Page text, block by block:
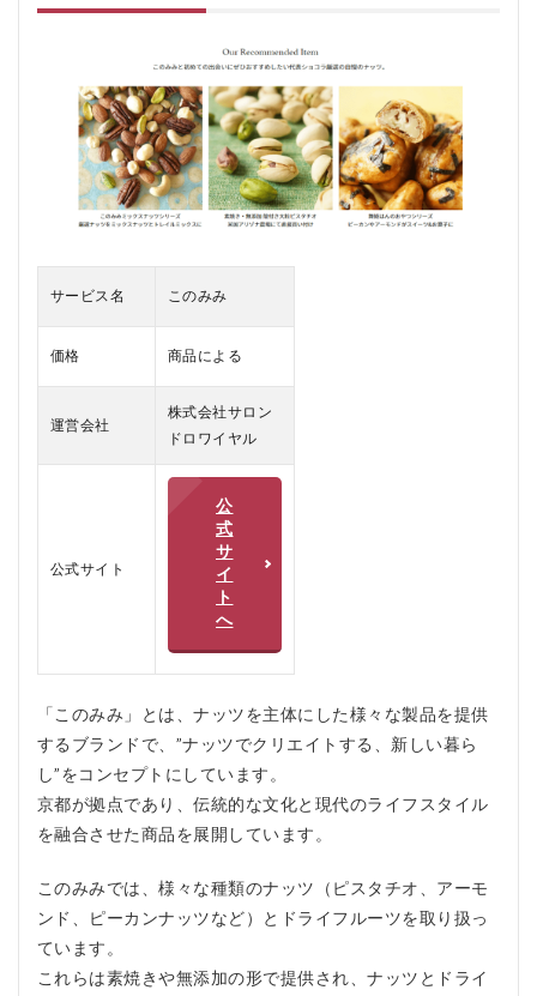
は
みみ
の口
ミ、
評判
2.1
みみ
の悪
い口
コミ
この
の良
の
す
め
す
る
人
3.2.1
1. ナッ
ライフ
が好き
な人
3.2.2
サービス名 このみみ
価格 商品による
運営会社
株式会社サロン
ドロワイヤル
公式サイト
公
式
サ
イ
ト
へ
「このみみ」とは、ナッツを主体にした様々な製品を提供
するブランドで、”ナッツでクリエイトする、新しい暮ら
し”をコンセプトにしています。
京都が拠点であり、伝統的な文化と現代のライフスタイル
を融合させた商品を展開しています。
このみみでは、様々な種類のナッツ（ピスタチオ、アーモ
ンド、ピーカンナッツなど）とドライフルーツを取り扱っ
ています。
これらは素焼きや無添加の形で提供され、ナッツとドライ